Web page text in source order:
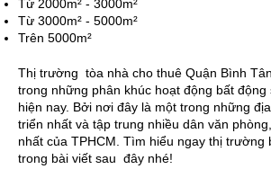
Từ 2000m² - 3000m²
Từ 3000m² - 5000m²
Trên 5000m²
Thị trường tòa nhà cho thuê Quận Bình Tân
trong những phân khúc hoạt động bất động
hiện nay. Bởi nơi đây là một trong những
triển nhất và tập trung nhiều dân văn
nhất của TPHCM. Tìm hiểu ngay thị trường
trong bài viết sau đây nhé!